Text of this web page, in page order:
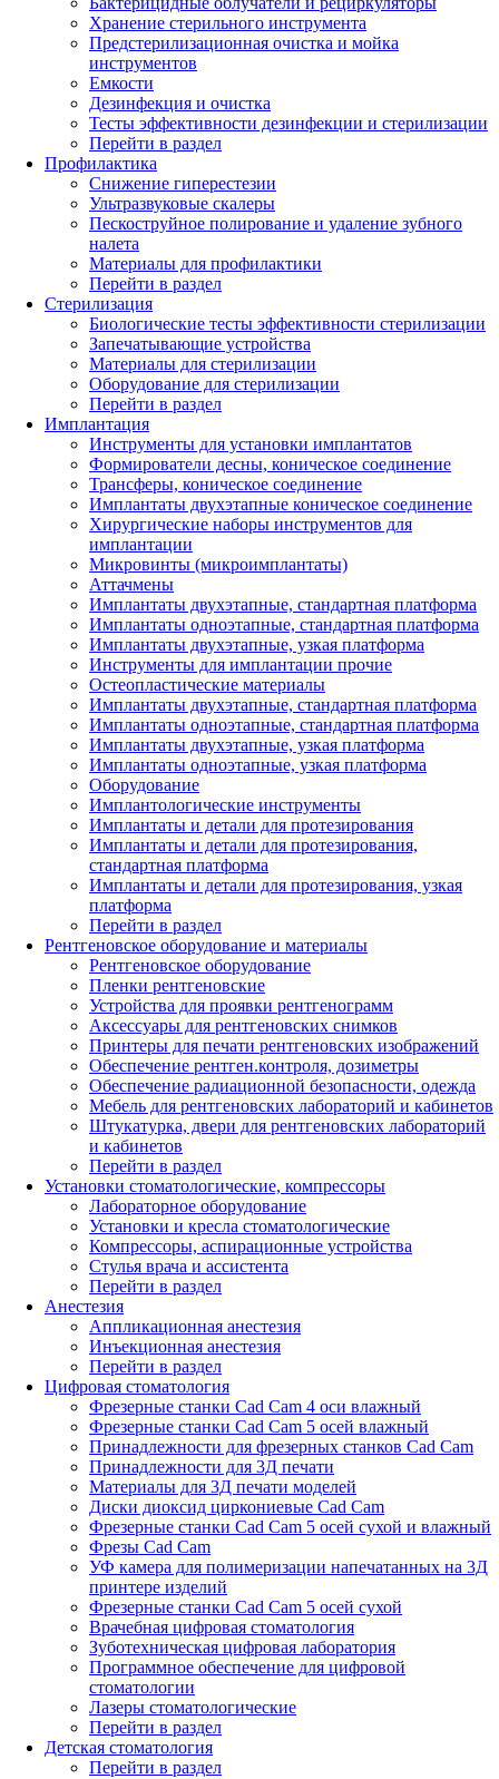
Хранение стерильного инструмента
Предстерилизационная очистка и мойка
инструментов
Емкости
Дезинфекция и очистка
Тесты эффективности дезинфекции и стерилизации
Перейти в раздел
Профилактика
Снижение гиперестезии
Ультразвуковые скалеры
Пескоструйное полирование и удаление зубного
налета
Материалы для профилактики
Перейти в раздел
Стерилизация
Биологические тесты эффективности стерилизации
Запечатывающие устройства
Материалы для стерилизации
Оборудование для стерилизации
Перейти в раздел
Имплантация
Инструменты для установки имплантатов
Формирователи десны, коническое соединение
Трансферы, коническое соединение
Имплантаты двухэтапные коническое соединение
Хирургические наборы инструментов для
имплантации
Микровинты (микроимплантаты)
Аттачмены
Имплантаты двухэтапные, стандартная платформа
Имплантаты одноэтапные, стандартная платформа
Имплантаты двухэтапные, узкая платформа
Инструменты для имплантации прочие
Остеопластические материалы
Имплантаты двухэтапные, стандартная платформа
Имплантаты одноэтапные, стандартная платформа
Имплантаты двухэтапные, узкая платформа
Имплантаты одноэтапные, узкая платформа
Оборудование
Имплантологические инструменты
Имплантаты и детали для протезирования
Имплантаты и детали для протезирования,
стандартная платформа
Имплантаты и детали для протезирования, узкая
платформа
Перейти в раздел
Рентгеновское оборудование и материалы
Рентгеновское оборудование
Пленки рентгеновские
Устройства для проявки рентгенограмм
Аксессуары для рентгеновских снимков
Принтеры для печати рентгеновских изображений
Обеспечение рентген.контроля, дозиметры
Обеспечение радиационной безопасности, одежда
Мебель для рентгеновских лабораторий и кабинетов
Штукатурка, двери для рентгеновских лабораторий
и кабинетов
Перейти в раздел
Установки стоматологические, компрессоры
Лабораторное оборудование
Установки и кресла стоматологические
Компрессоры, аспирационные устройства
Стулья врача и ассистента
Перейти в раздел
Анестезия
Аппликационная анестезия
Инъекционная анестезия
Перейти в раздел
Цифровая стоматология
Фрезерные станки Cad Cam 4 оси влажный
Фрезерные станки Cad Cam 5 осей влажный
Принадлежности для фрезерных станков Cad Cam
Принадлежности для 3Д печати
Материалы для 3Д печати моделей
Диски диоксид циркониевые Cad Cam
Фрезерные станки Cad Cam 5 осей сухой и влажный
Фрезы Cad Cam
УФ камера для полимеризации напечатанных на 3Д
принтере изделий
Фрезерные станки Cad Cam 5 осей сухой
Врачебная цифровая стоматология
Зуботехническая цифровая лаборатория
Программное обеспечение для цифровой
стоматологии
Лазеры стоматологические
Перейти в раздел
Детская стоматология
Перейти в раздел